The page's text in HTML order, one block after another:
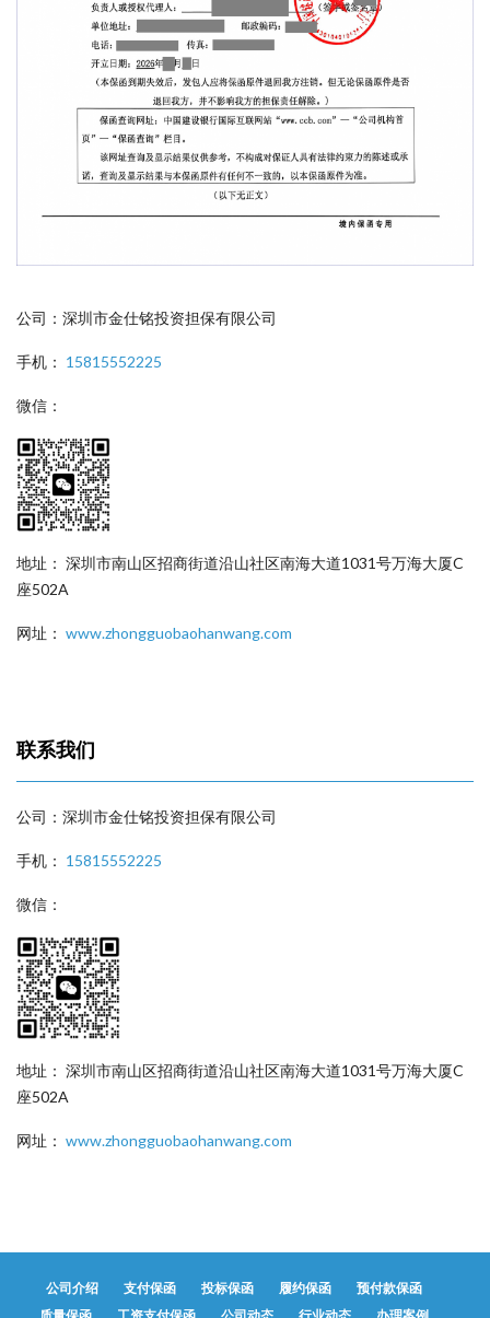
公司：深圳市金仕铭投资担保有限公司
手机： 15815552225
微信：
地址： 深圳市南山区招商街道沿山社区南海大道1031号万海大厦C
座502A
网址： www.zhongguobaohanwang.com
联系我们
公司：深圳市金仕铭投资担保有限公司
手机： 15815552225
微信：
地址： 深圳市南山区招商街道沿山社区南海大道1031号万海大厦C
座502A
网址： www.zhongguobaohanwang.com
公司介绍 支付保函 投标保函 履约保函
预付款保函